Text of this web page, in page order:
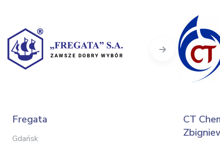
Fregata
Gdańsk
CT
Next